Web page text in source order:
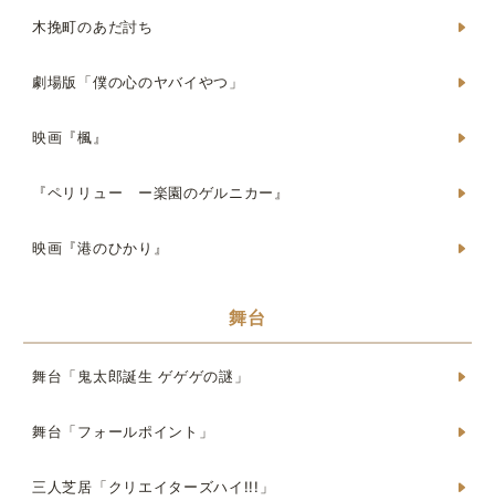
木挽町のあだ討ち
劇場版「僕の心のヤバイやつ」
映画『楓』
『ペリリュー ー楽園のゲルニカー』
映画『港のひかり』
舞台
舞台「鬼太郎誕生 ゲゲゲの謎」
舞台「フォールポイント」
三人芝居「クリエイターズハイ!!!」